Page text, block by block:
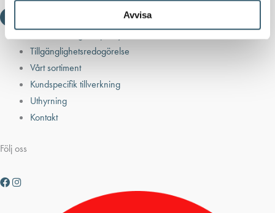
Avvisa
Villkor & integritetspolicy
Tillgänglighetsredogörelse
Vårt sortiment
Kundspecifik tillverkning
Uthyrning
Kontakt
Följ oss